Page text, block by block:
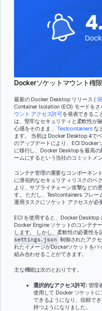
Dockerソケットマウント権
最新の Docker Desktop リリース (
Container Isolation (ECI) モードをさ
ウント アクセス許可を発表できるこ
は、堅牢なセキュリティと柔軟性が
心感をそのまま
、Testcontainersな
ます。 当初は Docker Desktop 4で
のアップデートにより、ECI Docker
に移行し、Docker Desktopを最高
ームにするという当社のコミットメ
コンテナ管理の重要なコンポーネン
に潜在的なセキュリティリスクのベ
より、サプライチェーン攻撃などの
す。 ただし、Testcontainers フレー
運用タスクにソケット アクセスが必
ECI を使用すると、Docker Desktop
Docker Engine ソケットのコンテナ
します。 しかし、柔軟性の必要性を
settings.json 制御されたアク
れたイメージがDockerソケットをバ
組み合わせることができます。
主な機能は次のとおりです。
選択的なアクセス許可:管理
使用して Docker ソケット
できるようになり、信頼で
持つようになりました。